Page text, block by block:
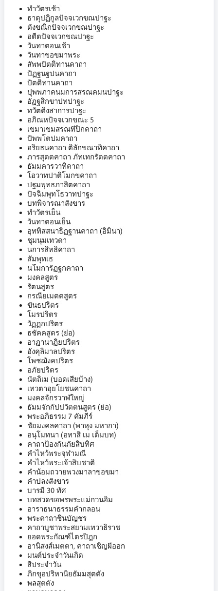
ทำวัตรเช้า
ธาตุปฏิกูลปัจจเวกขณปาฐะ
ตังขณิกปัจจเวกขณปาฐะ
อตีตปัจจเวกขณปาฐะ
วันทาตอนเช้า
วันทาขอขมาพระ
สัพพปัตติทานคาถา
ปัฏฐนฐปนคาถา
ปัตติทานคาถา
ปุพพภาคนมการสรณคมนปาฐะ
อัฏฐสิกขาปทปาฐะ
ทวัตติงสาการปาฐะ
อภิณหปัจจเวกขณะ 5
เขมาเขมสรณทีปิกคาถา
ปัพพโตปมคาถา
อริยธนคาถา ติลักขณาทิคาถา
ภารสุตตคาถา ภัทเทกรัตตคาถา
ธัมมคารวาทิคาถา
โอวาทปาติโมกขคาถา
ปฐมพุทธภาสิตคาถา
ปัจฉิมพุทโธวาทปาฐะ
บทพิจารณาสังขาร
ทำวัตรเย็น
วันทาตอนเย็น
อุททิสสนาธิฏฐานคาถา (อิมินา)
ชุมนุมเทวดา
นการสิทธิคาถา
สัมพุทเธ
นโมการัฏฐกคาถา
มงคลสูตร
รัตนสูตร
กรณียเมตตสูตร
ขันธปริตร
โมรปริตร
วัฏฏกปริตร
ธชัคคสูตร (ย่อ)
อาฏานาฏิยปริตร
อังคุลิมาลปริตร
โพชฌังคปริตร
อภัยปริตร
นัตถิเม (บอดเสียบ้าง)
เทวตาอุยโยชนคาถา
มงคลจักรวาฬใหญ่
ธัมมจักกัปปวัตตนสูตร (ย่อ)
พระอภิธรรม 7 คัมภีร์
ชัยมงคลคาถา (พาหุง มหากา)
อนุโมทนา (อทาสิ เม เต็มบท)
คาถาป้องกันภัยสิบทิศ
คำไหว้พระจุฬามณี
คำไหว้พระเจ้าสิบชาติ
คำน้อมถวายพวงมาลาขอขมา
คำปลงสังขาร
บารมี 30 ทัศ
บทสวดขอพรพระแม่กวนอิม
อาราธนาธรรมคำกลอน
พระคาถาชินบัญชร
คาถาบูชาพระสยามเทวาธิราช
ยอดพระกัณฑ์ไตรปิฎก
อานิสงส์เมตตา, คาถาเชิญผีออก
มนต์ประจำวันเกิด
สีประจำวัน
ภิกขุอปริหานิยธัมมสุตตัง
พลสุตตัง